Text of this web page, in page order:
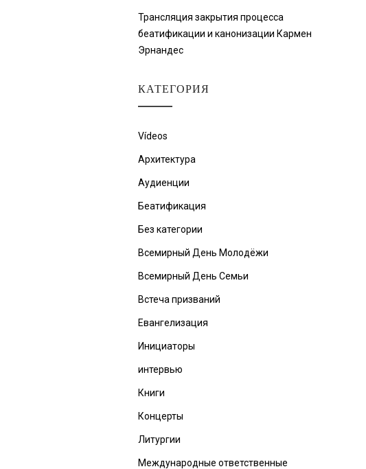
Трансляция закрытия процесса
беатификации и канонизации Кармен
Эрнандес
КАТЕГОРИЯ
Vídeos
Архитектура
Аудиенции
Беатификация
Без категории
Всемирный День Молодёжи
Всемирный День Семьи
Встеча призваний
Евангелизация
Инициаторы
интервью
Книги
Концерты
Литургии
Международные ответственные